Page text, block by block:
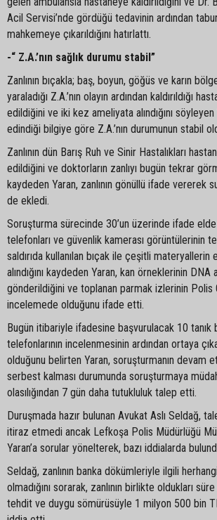
Acil Servisi’nde gördüğü tedavinin ardından
mahkemeye çıkarıldığını hatırlattı.
-“ Z.A.’nın sağlık durumu stabil”
Zanlının bıçakla; baş, boyun, göğüs ve karın
yaraladığı Z.A.’nın olayın ardından kaldırıldığı
edildiğini ve iki kez ameliyata alındığını
edindiği bilgiye göre Z.A.’nın durumunun stabil
Zanlının dün Barış Ruh ve Sinir Hastalıkları
edildiğini ve doktorların zanlıyı bugün tekrar
kaydeden Yaran, zanlının gönüllü ifade vererek
de ekledi.
Soruşturma sürecinde 30’un üzerinde ifade
telefonları ve güvenlik kamerası görüntülerinin
saldırıda kullanılan bıçak ile çeşitli materyallerin
alındığını kaydeden Yaran, kan örneklerinin DNA
gönderildiğini ve toplanan parmak izlerinin Polis
incelemede olduğunu ifade etti.
Bugün itibariyle ifadesine başvurulacak 10 tanık
telefonlarının incelenmesinin ardından ortaya
olduğunu belirten Yaran, soruşturmanın devam
serbest kalması durumunda soruşturmaya
olasılığından 7 gün daha tutukluluk talep etti.
Duruşmada hazır bulunan Avukat Aslı Seldağ,
itiraz etmedi ancak Lefkoşa Polis Müdürlüğü
Yaran’a sorular yönelterek, bazı iddialarda
Seldağ, zanlının banka dökümleriyle ilgili
olmadığını sorarak, zanlının birlikte oldukları
tehdit ve duygu sömürüsüyle 1 milyon 500 bin TL